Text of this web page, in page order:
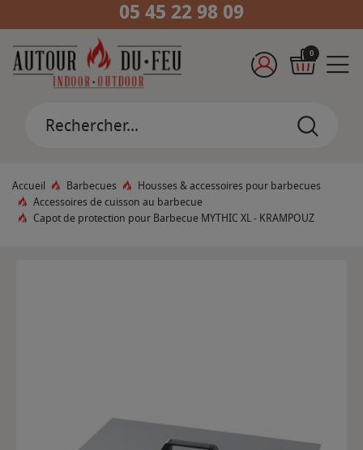
05 45 22 98 09
0
Accueil Barbecues
Housses & accessoires pour barbecues
Accessoires de cuisson au barbecue
Capot de protection pour Barbecue MYTHIC XL - KRAMPOUZ